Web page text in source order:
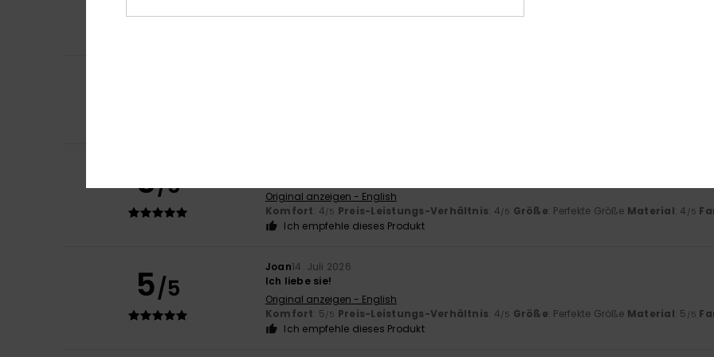
Komfort: 5 Preis-Leistungs-Verhältnis: 5 Größe
5/5
Original anzeigen - English
Komfort: 4/5 Preis-Leistungs-Verhältnis: 4/5 Größe: Perfekte Größe Material: 4 /5
Ich empfehle dieses Produkt
5/5
Joan14. Juli 2026
Ich liebe sie!
Original anzeigen - English
Komfort: 5/5 Preis-Leistungs-Verhältnis: 4/5 Größe: Perfekte Größe Material: 5 /5
Ich empfehle dieses Produkt